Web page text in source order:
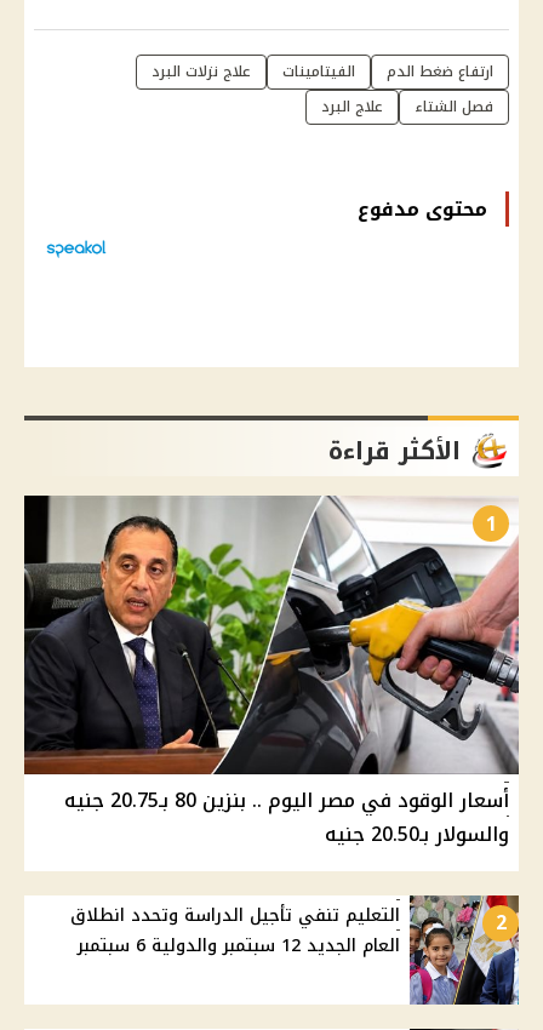
ارتفاع ضغط الدم الفيتامينات
علاج نزلات البرد
فصل الشتاء
علاج البرد
محتوى مدفوع
الأكثر قراءة
1
أسعار الوقود في مصر اليوم .. بنزين 80 بـ20.75 جنيه
والسولار بـ20.50 جنيه
2
التعليم تنفي تأجيل الدراسة وتحدد انطلاق
العام الجديد 12 سبتمبر والدولية 6 سبتمبر